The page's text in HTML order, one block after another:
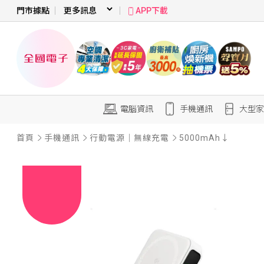
門市據點 APP下載
電腦資訊 手機通訊 大型
首頁 手機通訊 行動電源｜無線充電 5000mAh↓